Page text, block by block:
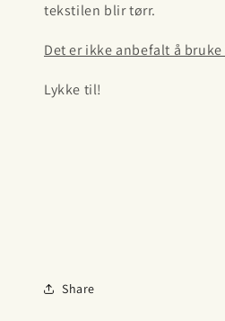
tekstilen blir tørr.
Det er ikke anbefalt å
Lykke til!
Share